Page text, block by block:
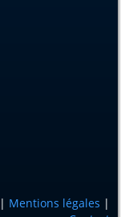
| Mentions légales |